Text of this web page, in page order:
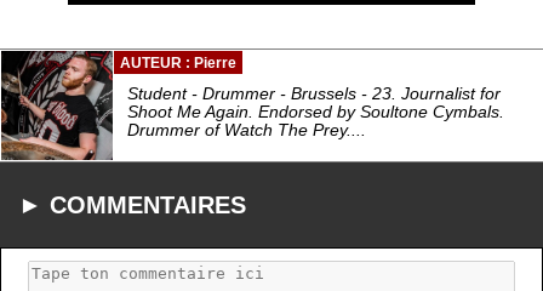
AUTEUR : Pierre
Student - Drummer - Brussels - 23. Journalist for
Shoot Me Again. Endorsed by Soultone Cymbals.
Drummer of Watch The Prey....
► COMMENTAIRES